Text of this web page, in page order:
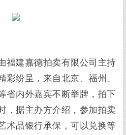
福建嘉德拍卖有限公司主持
彩纷呈，来自北京、福州、
省内外嘉宾不断举牌，拍下
，据主办方介绍，参加拍卖
术品银行承保，可以兑换等